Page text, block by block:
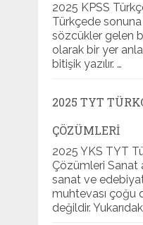
2025 KPSS
Türkçede sonuna
sözcükler gelen
olarak bir yer
bitişik yazılır. …
2025 TYT
ÇÖZÜMLERI
2025 YKS TYT
Çözümleri Sanat
sanat ve
muhtevası çoğu
değildir.